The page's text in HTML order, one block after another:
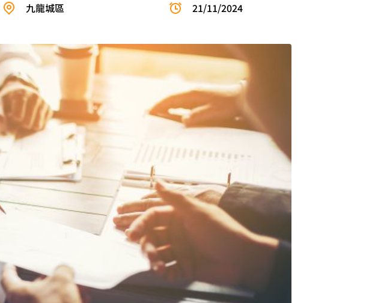
九龍城區 21/11/2024